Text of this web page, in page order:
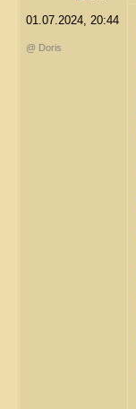
01.07.2024, 20:44
@ Doris